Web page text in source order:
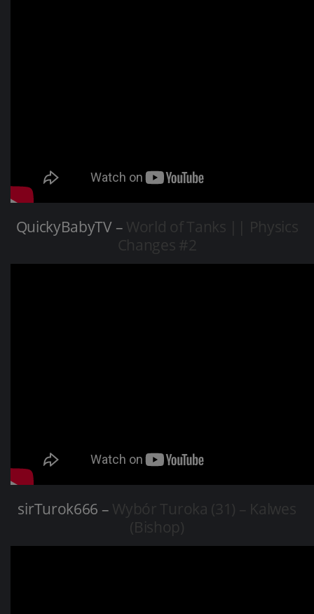
QuickyBabyTV – World of Tanks || Physics
Changes #2
sirTurok666 – Wybór Turoka (31) – Kalwes
(Bishop)